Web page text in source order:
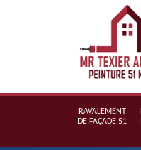
RAVALEMENT
DE FAÇADE 51